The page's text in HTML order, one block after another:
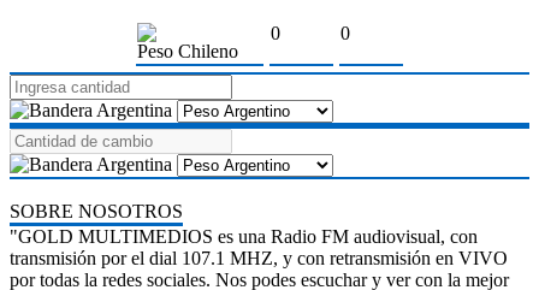
Peso Chileno
0 0
SOBRE NOSOTROS
"GOLD MULTIMEDIOS es una Radio FM audiovisual, con
transmisión por el dial 107.1 MHZ, y con retransmisión en VIVO
por todas la redes sociales. Nos podes escuchar y ver con la mejor